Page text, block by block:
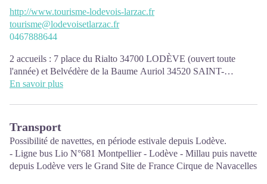
http://www.tourisme-lodevois-larzac.fr
tourisme@lodevoisetlarzac.fr
0467888644
2 accueils : 7 place du Rialto 34700 LODÈVE (ouvert toute
l'année) et Belvédère de la Baume Auriol 34520 SAINT-
MAURICE-DE-NAVACELLES (accueil saisonnier)
conseille et vous accompagne dans la préparation de votre séjour :
recherche d’hébergement ou de restaurant, billetterie, activités,
bien-être, patrimoine, découverte des savoir-faire grâce à la
boutique vitrine de territoire…
Nous vous invitons à partir à la découverte de cette terre sportive,
En savoir plus
Transport
Possibilité de navettes, en période estivale depuis Lodève.
- Ligne bus Lio N°681 Montpellier - Lodève - Millau puis navette
depuis Lodève vers le Grand Site de France Cirque de Navacelles